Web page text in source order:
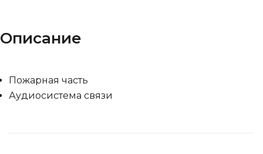
Описание
Пожарная часть
Аудиосистема связи